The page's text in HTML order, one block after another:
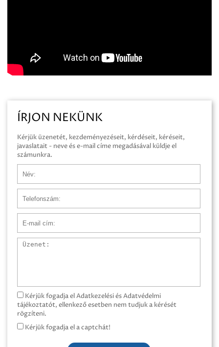
ÍRJON NEKÜNK
Kérjük üzenetét, kezdeményezéseit, kérdéseit, kéréseit,
javaslatait - neve és e-mail címe megadásával küldje el
számunkra.
Üzenet
Kérjük fogadja el Adatkezelési és Adatvédelmi
tájékoztatót, ellenkező esetben nem tudjuk a kérését
rögzíteni.
Kérjük fogadja el a captchát!